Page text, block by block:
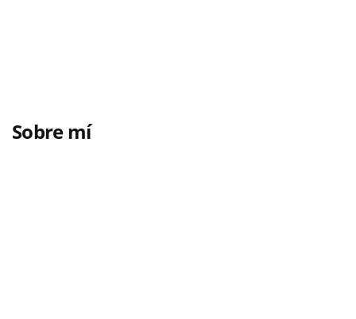
Sobre mí